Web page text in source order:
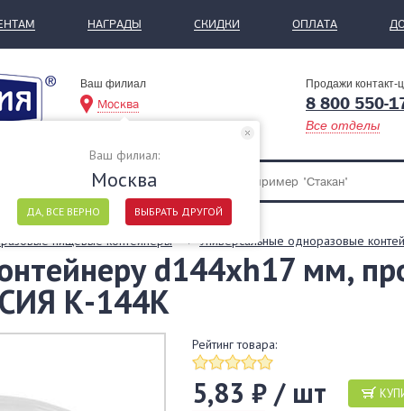
НАГРАДЫ СКИДКИ ОПЛАТА
Ваш филиал
Москва
Продажи контакт-
8 800 550-
Все отделы
Ваш филиал:
Москва
ДА, ВСЕ ВЕРНО ВЫБРАТЬ ДРУГОЙ
пищевые контейнеры Универсальные одноразовые
d144хh17 мм,
К-144К
Рейтинг товара:
5,83 ₽ / шт